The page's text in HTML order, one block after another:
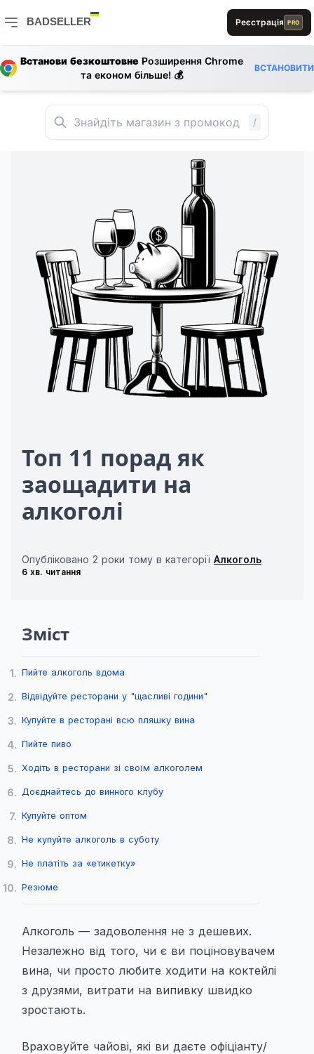
1A
B
R
S
S
BADSELLER
BADSELLER — порівняння цін і знижки
Реєстрація PRO
Встанови безкоштовне Розширення Chrome
та економ більше! 💰
ВСТАНОВИТИ
/
Топ 11 порад як
заощадити на
алкоголі
Опубліковано 2 роки тому в категорії Алкоголь
6 хв. читання
Зміст
1. Пийте алкоголь вдома
2. Відвідуйте ресторани у "щасливі години"
3. Купуйте в ресторані всю пляшку вина
4. Пийте пиво
5. Ходіть в ресторани зі своїм алкоголем
6. Доєднайтесь до винного клубу
7. Купуйте оптом
8. Не купуйте алкоголь в суботу
9. Не платіть за «етикетку»
10. Резюме
Алкоголь — задоволення не з дешевих.
Незалежно від того, чи є ви поціновувачем
вина, чи просто любите ходити на коктейлі
з друзями, витрати на випивку швидко
зростають.
Враховуйте чайові, які ви даєте офіціанту/